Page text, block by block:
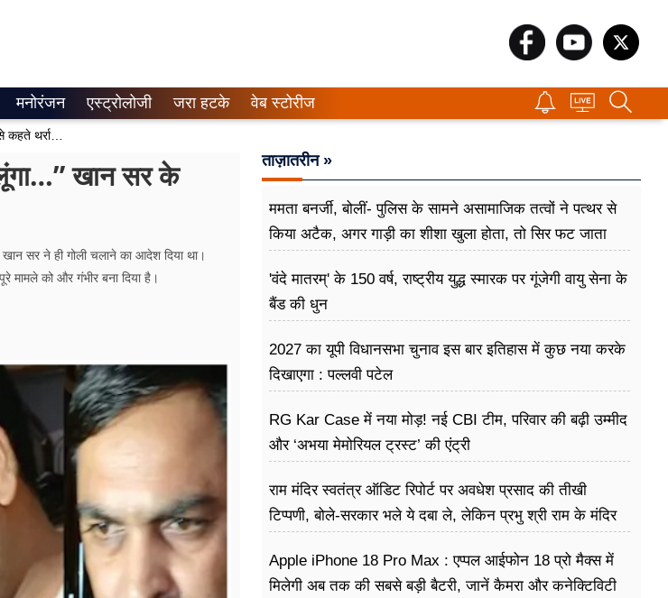
मनोरंजन एस्ट्रोलोजी जरा हटके वेब स्टोरीज
देख क्या रहे हो अविलंब फायर करो? जो होगा मैं समझ लूंगा…” खान सर के सुरक्षाकर्मियों से कहते थर्राया पटना
खान सर के
सर ने ही गोली चलाने का आदेश दिया था।
मामले को और गंभीर बना दिया है।
ताज़ातरीन »
ममता बनर्जी, बोलीं- पुलिस के सामने असामाजिक तत्वों ने पत्थर से
किया अटैक, अगर गाड़ी का शीशा खुला होता, तो सिर फट जाता
'वंदे मातरम्' के 150 वर्ष, राष्ट्रीय युद्ध स्मारक पर गूंजेगी वायु सेना के
बैंड की धुन
2027 का यूपी विधानसभा चुनाव इस बार इतिहास में कुछ नया करके
दिखाएगा : पल्लवी पटेल
RG Kar Case में नया मोड़! नई CBI टीम, परिवार की बढ़ी उम्मीद
और ‘अभया मेमोरियल ट्रस्ट’ की एंट्री
राम मंदिर स्वतंत्र ऑडिट रिपोर्ट पर अवधेश प्रसाद की तीखी
टिप्पणी, बोले-सरकार भले ये दबा ले, लेकिन प्रभु श्री राम के मंदिर
Apple iPhone 18 Pro Max : एप्पल आईफोन 18 प्रो मैक्स में
मिलेगी अब तक की सबसे बड़ी बैटरी, जानें कैमरा और कनेक्टिविटी